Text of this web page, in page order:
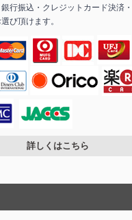
行振込・クレジットカード決済
び頂けます。
詳しくはこちら